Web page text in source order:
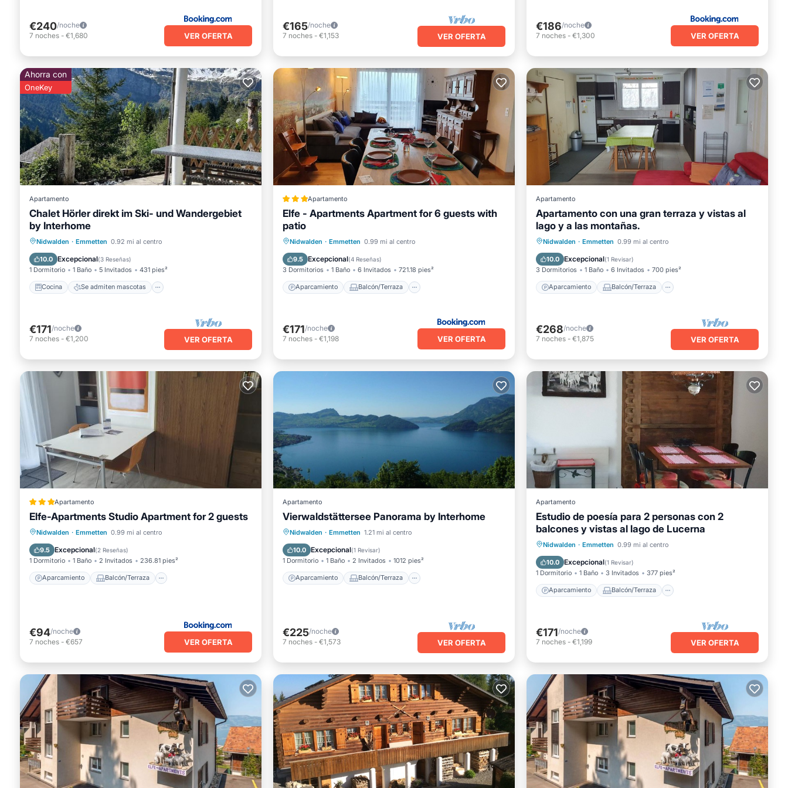
€240/noche
7 noches - €1,680 VER OFERTA
€165/noche
7 noches - €1,153 VER OFERTA
€186/noche
7 noches - €1,300 VER OFERTA
Ahorra con
OneKey
Apartamento
Chalet Hörler direkt im Ski- und Wandergebiet
by Interhome
Nidwalden · Emmetten 0.92 mi al centro
10.0 Excepcional(3 Reseñas)
1 Dormitorio 1 Baño 5 Invitados 431 pies²
Cocina Se admiten mascotas
Cocina
Apto para niños
Barbacoa/Cocina al aire libre
€171/noche
7 noches - €1,200 VER OFERTA
Apartamento
Elfe - Apartments Apartment for 6 guests with
patio
Nidwalden · Emmetten 0.99 mi al centro
9.5 Excepcional(4 Reseñas)
3 Dormitorios 1 Baño 6 Invitados 721.18 pies²
Aparcamiento Balcón/Terraza
Aparcamiento
Balcón/Terraza
Vistas
Internet
€171/noche
7 noches - €1,198 VER OFERTA
Apartamento
Apartamento con una gran terraza y vistas al
lago y a las montañas.
Nidwalden · Emmetten 0.99 mi al centro
10.0 Excepcional(1 Revisar)
3 Dormitorios 1 Baño 6 Invitados 700 pies²
Aparcamiento Balcón/Terraza
Aparcamiento
Balcón/Terraza
Cocina
Internet
€268/noche
7 noches - €1,875 VER OFERTA
Apartamento
Elfe-Apartments Studio Apartment for 2 guests
Nidwalden · Emmetten 0.99 mi al centro
9.5 Excepcional(2 Reseñas)
1 Dormitorio 1 Baño 2 Invitados 236.81 pies²
Aparcamiento Balcón/Terraza
Aparcamiento
Balcón/Terraza
Vistas
Internet
€94/noche
7 noches - €657 VER OFERTA
Apartamento
Vierwaldstättersee Panorama by Interhome
Nidwalden · Emmetten 1.21 mi al centro
10.0 Excepcional(1 Revisar)
1 Dormitorio 1 Baño 2 Invitados 1012 pies²
Aparcamiento Balcón/Terraza
Aparcamiento
Balcón/Terraza
Cocina
Internet
€225/noche
7 noches - €1,573 VER OFERTA
Apartamento
Estudio de poesía para 2 personas con 2
balcones y vistas al lago de Lucerna
Nidwalden · Emmetten 0.99 mi al centro
10.0 Excepcional(1 Revisar)
1 Dormitorio 1 Baño 3 Invitados 377 pies²
Aparcamiento Balcón/Terraza
Aparcamiento
Balcón/Terraza
Cocina
Internet
€171/noche
7 noches - €1,199 VER OFERTA